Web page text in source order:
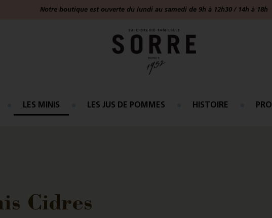
Notre boutique est ouverte du lundi au samedi de 9h à 12h30 / 14h à 18h
LES MINIS LES JUS DE POMMES HISTOIRE PRO
Cidres